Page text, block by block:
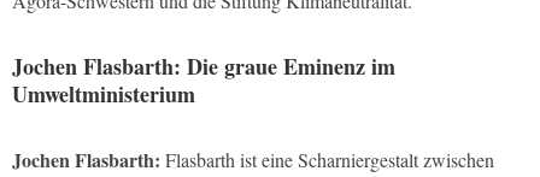
Jochen Flasbarth: Die graue Eminenz im
Umweltministerium
Jochen Flasbarth: Flasbarth ist eine Scharniergestalt zwischen